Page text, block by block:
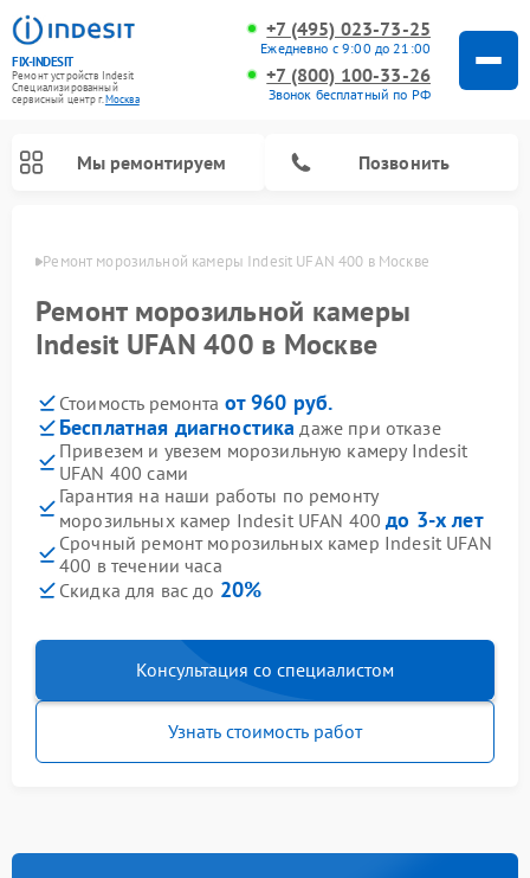
FIX-INDESIT
Ремонт устройств Indesit
Специализированный
cервисный центр г.Москва
+7 (495) 023-73-25
Ежедневно с 9:00 до 21:00
+7 (800) 100-33-26
Звонок бесплатный по РФ
Мы ремонтируем Позвонить
Ремонт морозильной камеры Indesit UFAN 400 в Москве
Ремонт морозильной камеры
Indesit UFAN 400 в Москве
Стоимость ремонта от 960 руб.
Бесплатная диагностика даже при отказе
Привезем и увезем морозильную камеру Indesit
UFAN 400 сами
Гарантия на наши работы по ремонту
морозильных камер Indesit UFAN 400до 3-х лет
Срочный ремонт морозильных камер Indesit UFAN
400 в течении часа
Скидка для вас до 20%
Консультация со специалистом
Узнать стоимость работ